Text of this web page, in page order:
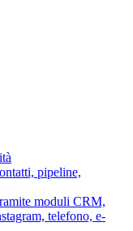
pipeline,
moduli CRM,
telefono, e-